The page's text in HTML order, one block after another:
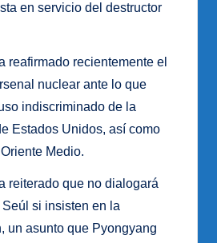
en servicio del destructor
reafirmado recientemente el
nuclear ante lo que
indiscriminado de la
Estados Unidos, así como
Medio.
reiterado que no dialogará
si insisten en la
un asunto que Pyongyang